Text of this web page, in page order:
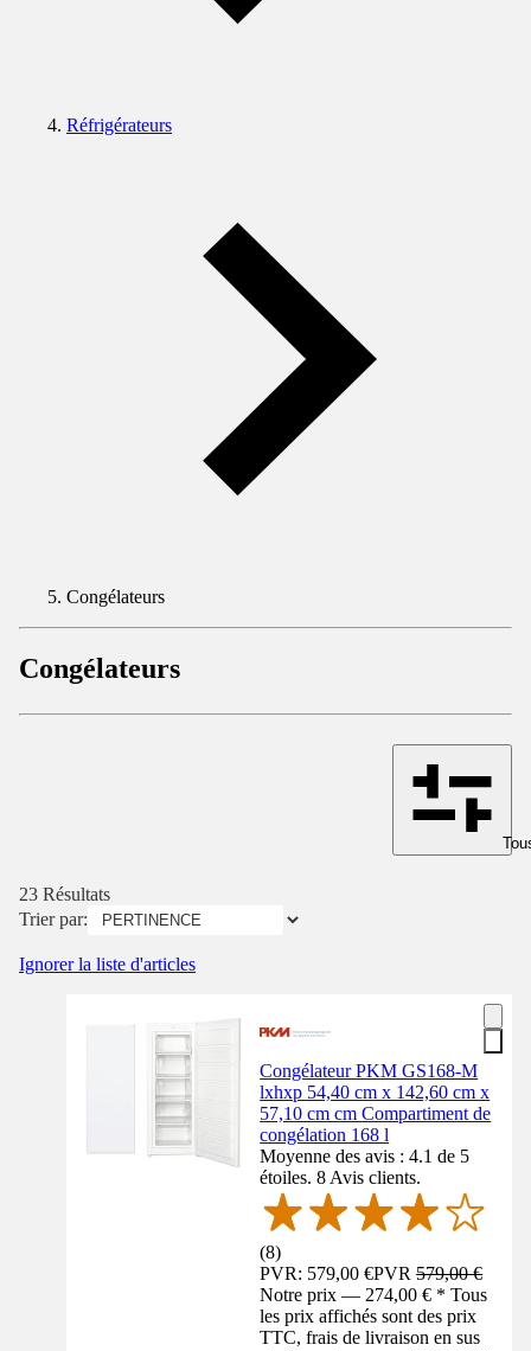
Réfrigérateurs
Congélateurs
Congélateurs
23 Résultats
Trier par:
Ignorer la liste d'articles
Congélateur PKM GS168-M
lxhxp 54,40 cm x 142,60 cm x
57,10 cm cm Compartiment de
congélation 168 l
Moyenne des avis : 4.1 de 5
étoiles. 8 Avis clients.
(8)
PVR: 579,00 €PVR579,00 €
Notre prix — 274,00 € * Tous
les prix affichés sont des prix
TTC, frais de livraison en sus